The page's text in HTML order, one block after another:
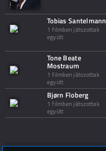
Tobias Santelmann
1 filmben játszottak
együtt
Tone Beate
Mostraum
1 filmben játszottak
együtt
Bjørn Floberg
1 filmben játszottak
együtt